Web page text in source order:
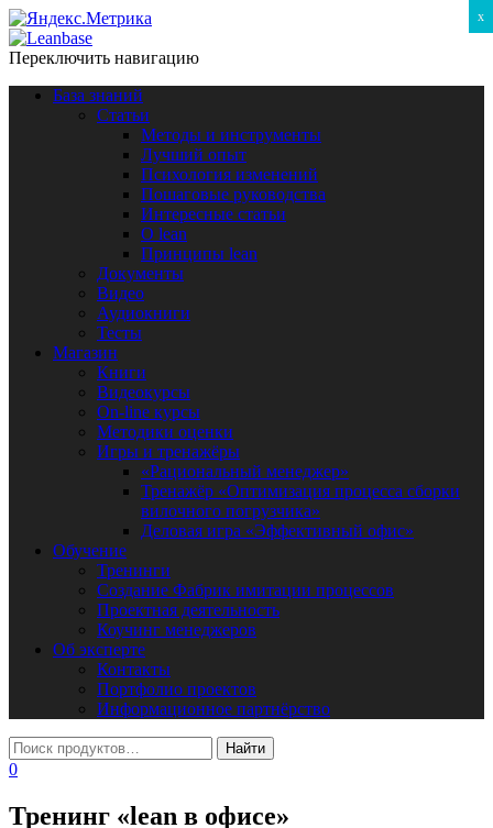
Переключить навигацию
База знаний
Статьи
Методы и инструменты
Лучший опыт
Психология изменений
Пошаговые руководства
Интересные статьи
O lean
Принципы lean
Документы
Видео
Аудиокниги
Тесты
Магазин
Книги
Видеокурсы
On-line курсы
Методики оценки
Игры и тренажёры
«Рациональный менеджер»
Тренажёр «Оптимизация процесса сборки
вилочного погрузчика»
Деловая игра «Эффективный офис»
Обучение
Тренинги
Создание Фабрик имитации процессов
Проектная деятельность
Коучинг менеджеров
Об эксперте
Контакты
Портфолио проектов
Информационное партнёрство
0
Тренинг «lean в офисе»
x